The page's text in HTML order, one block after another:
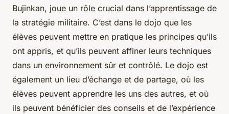
Bujinkan, joue un rôle crucial dans l’apprentissage de
la stratégie militaire. C’est dans le dojo que les
élèves peuvent mettre en pratique les principes qu’ils
ont appris, et qu’ils peuvent affiner leurs techniques
dans un environnement sûr et contrôlé. Le dojo est
également un lieu d’échange et de partage, où les
élèves peuvent apprendre les uns des autres, et où
ils peuvent bénéficier des conseils et de l’expérience